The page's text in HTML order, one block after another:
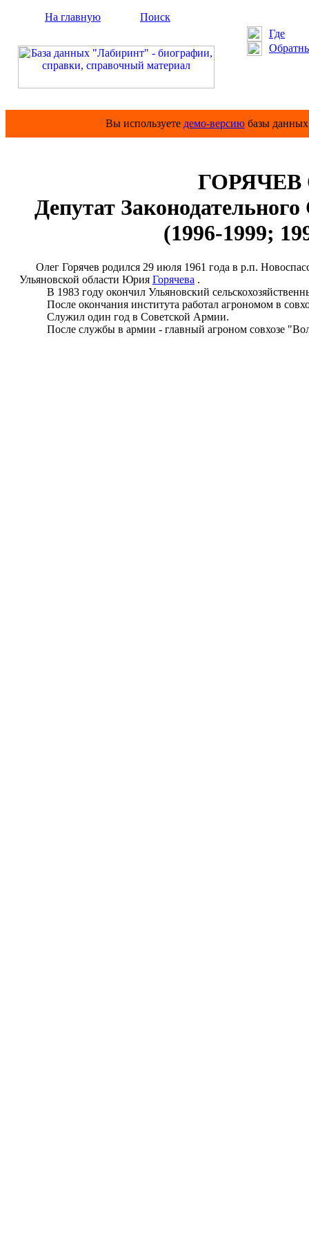
На главную
Поиск
Где
Вы используете демо-версию базы
ГОРЯЧЕВ
Депутат
(1996-1999;
Олег Горячев родился 29 июля 1961 года в р.п.
Ульяновской области Юрия Горячева .
В 1983 году окончил Ульяновский
После окончания института работал агрономом в
Служил один год в Советской Армии.
После службы в армии - главный агроном совхозе